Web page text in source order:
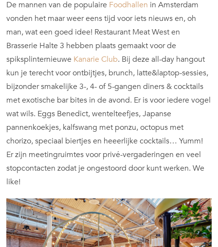
De mannen van de populaire Foodhallen in Amsterdam
vonden het maar weer eens tijd voor iets nieuws en, oh
man, wat een goed idee! Restaurant Meat West en
Brasserie Halte 3 hebben plaats gemaakt voor de
spiksplinternieuwe Kanarie Club. Bij deze all-day hangout
kun je terecht voor ontbijtjes, brunch, latte&laptop-sessies,
bijzonder smakelijke 3-, 4- of 5-gangen diners & cocktails
met exotische bar bites in de avond. Er is voor iedere vogel
wat wils. Eggs Benedict, wentelteefjes, Japanse
pannenkoekjes, kalfswang met ponzu, octopus met
chorizo, speciaal biertjes en heeerlijke cocktails… Yumm!
Er zijn meetingruimtes voor privé-vergaderingen en veel
stopcontacten zodat je ongestoord door kunt werken. We
like!